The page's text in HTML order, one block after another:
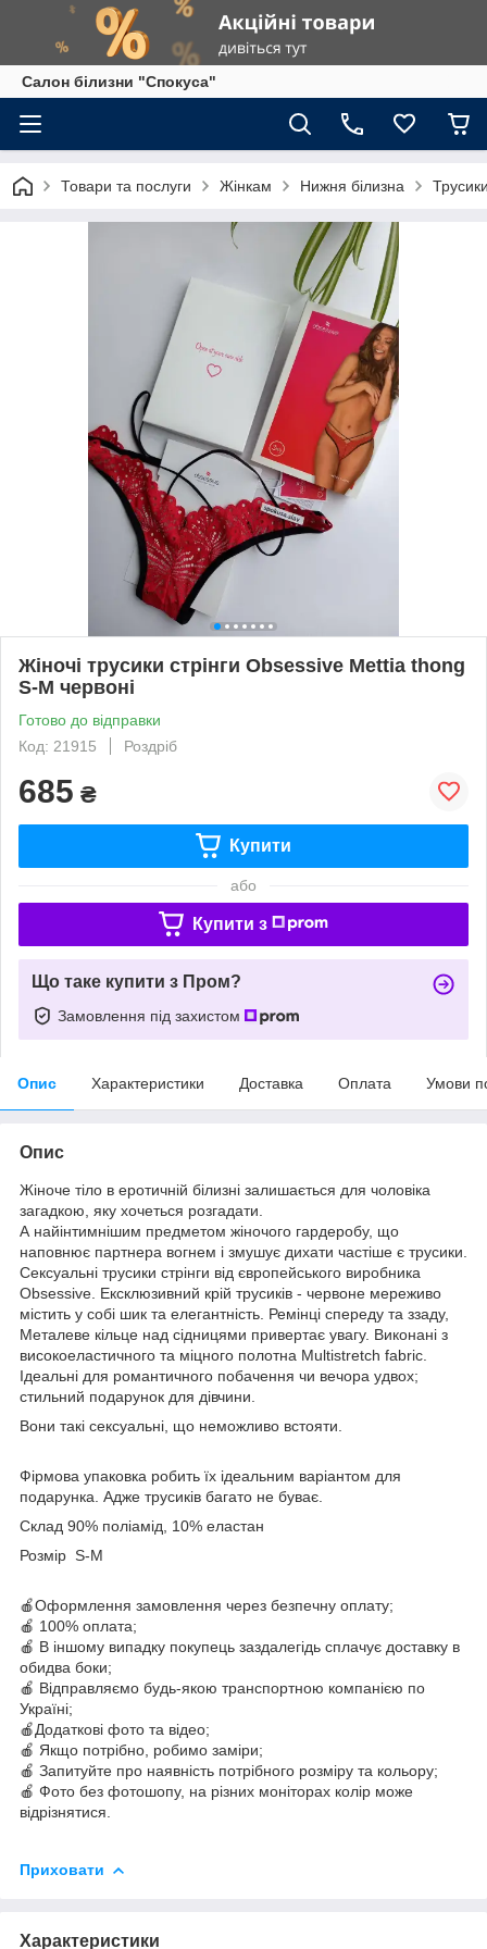
Салон білизни "Спокуса"
Товари та послуги Жінкам Нижня білизна
Жіночі трусики стрінги Obsessive Mettia thong
S-M червоні
Готово до відправки
Код: 21915
Роздріб
685 ₴
Купити
або
Купити з
Що таке купити з Пром?
Замовлення під захистом
Опис Характеристики Доставка Оплата Умови
Опис
Жіноче тіло в еротичній білизні залишається для чоловіка
загадкою, яку хочеться розгадати.
А найінтимнішим предметом жіночого гардеробу, що
наповнює партнера вогнем і змушує дихати частіше є трусики.
Сексуальні трусики стрінги від європейського виробника
Obsessive. Ексклюзивний крій трусиків - червоне мереживо
містить у собі шик та елегантність. Ремінці спереду та ззаду,
Металеве кільце над сідницями привертає увагу. Виконані з
високоеластичного та міцного полотна Multistretch fabric.
Ідеальні для романтичного побачення чи вечора удвох;
стильний подарунок для дівчини.
Вони такі сексуальні, що неможливо встояти.
Фірмова упаковка робить їх ідеальним варіантом для
подарунка. Адже трусиків багато не буває.
Склад 90% поліамід, 10% еластан
Розмір S-M
🍎Оформлення замовлення через безпечну оплату;
🍎 100% оплата;
🍎 В іншому випадку покупець заздалегідь сплачує доставку в
обидва боки;
🍎 Відправляємо будь-якою транспортною компанією по
Україні;
🍎Додаткові фото та відео;
🍎 Якщо потрібно, робимо заміри;
🍎 Запитуйте про наявність потрібного розміру та кольору;
🍎 Фото без фотошопу, на різних моніторах колір може
відрізнятися.
Приховати
Характеристики